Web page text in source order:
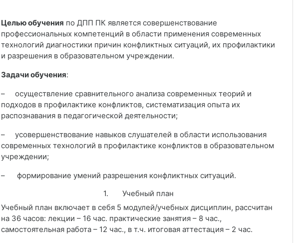
Целью обучения по ДПП ПК является совершенствование
профессиональных компетенций в области применения современных
технологий диагностики причин конфликтных ситуаций, их профилактики
и разрешения в образовательном учреждении.
Задачи обучения:
–осуществление сравнительного анализа современных теорий и
подходов в профилактике конфликтов, систематизация опыта их
распознавания в педагогической деятельности;
–усовершенствование навыков слушателей в области использования
современных технологий в профилактике конфликтов в образовательном
учреждении;
–
формирование умений разрешения конфликтных ситуаций.
1.Учебный план
Учебный план включает в себя 5 модулей/учебных дисциплин, рассчитан
на 36 часов: лекции – 16 час. практические занятия – 8 час.,
самостоятельная работа – 12 час., в т.ч. итоговая аттестация – 2 час.